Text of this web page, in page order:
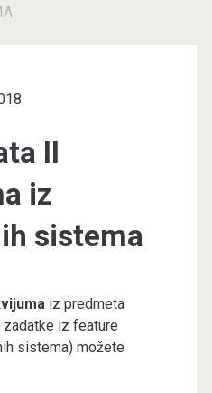
II
iz
sistema
iz predmeta
iz feature
sistema) možete